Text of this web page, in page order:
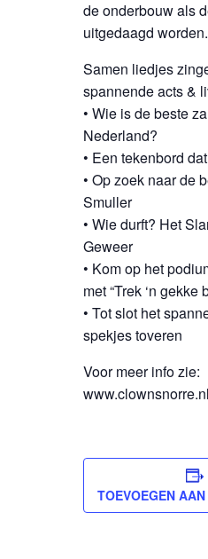
de onderbouw als
uitgedaagd worden.
Samen liedjes
spannende acts &
• Wie is de beste
Nederland?
• Een tekenbord
• Op zoek naar de
Smuller
• Wie durft? Het
Geweer
• Kom op het
met “Trek ‘n gekke
• Tot slot het
spekjes toveren
Voor meer info zie:
www.clownsnorre.nl
TOEVOEGEN